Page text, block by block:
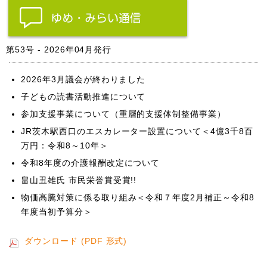
第53号 - 2026年04月発行
2026年3月議会が終わりました
子どもの読書活動推進について
参加支援事業について（重層的支援体制整備事業）
JR茨木駅西口のエスカレーター設置について＜4億3千8百
万円：令和8～10年＞
令和8年度の介護報酬改定について
畠山丑雄氏 市民栄誉賞受賞!!
物価高騰対策に係る取り組み＜令和７年度2月補正～令和8
年度当初予算分＞
ダウンロード (PDF 形式)